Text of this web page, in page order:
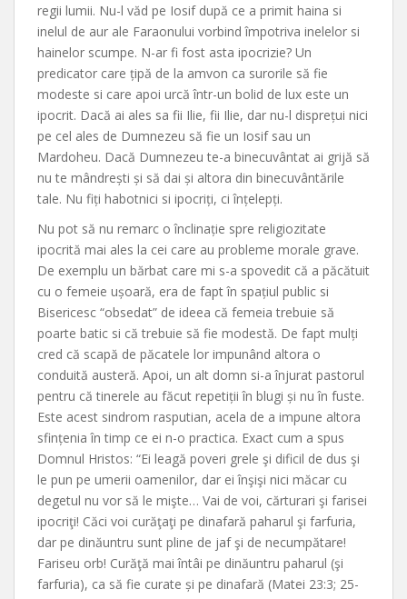
regii lumii. Nu-l văd pe Iosif după ce a primit haina si
inelul de aur ale Faraonului vorbind împotriva inelelor si
hainelor scumpe. N-ar fi fost asta ipocrizie? Un
predicator care țipă de la amvon ca surorile să fie
modeste si care apoi urcă într-un bolid de lux este un
ipocrit. Dacă ai ales sa fii Ilie, fii Ilie, dar nu-l disprețui nici
pe cel ales de Dumnezeu să fie un Iosif sau un
Mardoheu. Dacă Dumnezeu te-a binecuvântat ai grijă să
nu te mândrești și să dai și altora din binecuvântările
tale. Nu fiți habotnici si ipocriți, ci înțelepți.
Nu pot să nu remarc o înclinație spre religiozitate
ipocrită mai ales la cei care au probleme morale grave.
De exemplu un bărbat care mi s-a spovedit că a păcătuit
cu o femeie ușoară, era de fapt în spațiul public si
Bisericesc “obsedat” de ideea că femeia trebuie să
poarte batic si că trebuie să fie modestă. De fapt mulți
cred că scapă de păcatele lor impunând altora o
conduită austeră. Apoi, un alt domn si-a înjurat pastorul
pentru că tinerele au făcut repetiții în blugi și nu în fuste.
Este acest sindrom rasputian, acela de a impune altora
sfințenia în timp ce ei n-o practica. Exact cum a spus
Domnul Hristos: “Ei leagă poveri grele şi dificil de dus şi
le pun pe umerii oamenilor, dar ei înşişi nici măcar cu
degetul nu vor să le mişte… Vai de voi, cărturari şi farisei
ipocriţi! Căci voi curăţaţi pe dinafară paharul şi farfuria,
dar pe dinăuntru sunt pline de jaf şi de necumpătare!
Fariseu orb! Curăţă mai întâi pe dinăuntru paharul (şi
farfuria), ca să fie curate și pe dinafară (Matei 23:3; 25-